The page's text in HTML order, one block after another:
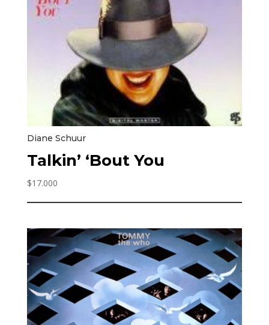
Diane Schuur
Talkin’ ‘Bout You
$17.000